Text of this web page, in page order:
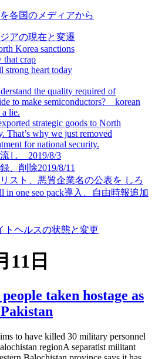
各国のメディアから
アの現在と変遷
Korea sanctions
that crap
strong heart today
the quality required of
to make semiconductors? korean
a lie.
strategic goods to North
That’s why we just removed
for national security.
し 2019/8/3
、削除2019/8/11
スト、悪質企業名の公表を しろ
in one seo pack導入、自由時報追加
トヘルスの状態と変更
11日
taken hostage as
to have killed 30 military personnel
regionA separatist militant